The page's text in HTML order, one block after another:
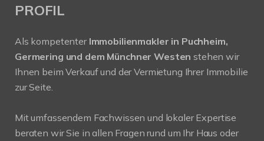
PROFIL
Als kompetenter Immobilienmakler in Puchheim,
Germering und dem Münchner Westen stehen wir
Ihnen beim Verkauf und der Vermietung Ihrer Immobilie
zur Seite.
Mit umfassendem Fachwissen und lokaler Expertise
beraten wir Sie in allen Fragen rund um Ihr Haus oder